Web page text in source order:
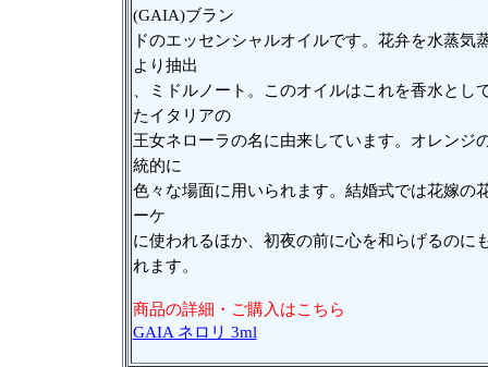
(GAIA)ブラン
ドのエッセンシャルオイルです。花弁を水蒸気
より抽出
、ミドルノート。このオイルはこれを香水とし
たイタリアの
王女ネローラの名に由来しています。オレンジ
統的に
色々な場面に用いられます。結婚式では花嫁の
ーケ
に使われるほか、初夜の前に心を和らげるのに
れます。
商品の詳細・ご購入はこちら
GAIA ネロリ 3ml